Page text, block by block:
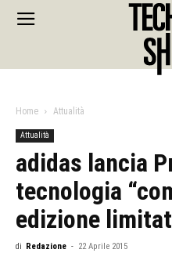
Home Attualità
Attualità
adidas lancia
tecnologia
edizione
di Redazione - 22 Aprile 2015